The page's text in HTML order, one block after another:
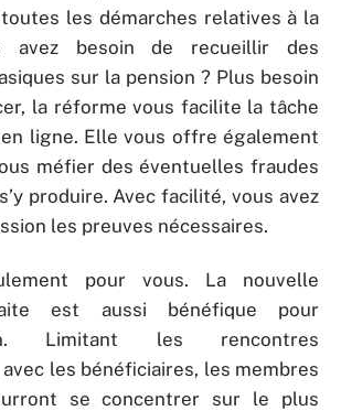
les démarches relatives à la
avez besoin de recueillir des
sur la pension ? Plus besoin
la réforme vous facilite la tâche
ligne. Elle vous offre également
méfier des éventuelles fraudes
produire. Avec facilité, vous avez
les preuves nécessaires.
pour vous. La nouvelle
est aussi bénéfique pour
Limitant les rencontres
les bénéficiaires, les membres
se concentrer sur le plus